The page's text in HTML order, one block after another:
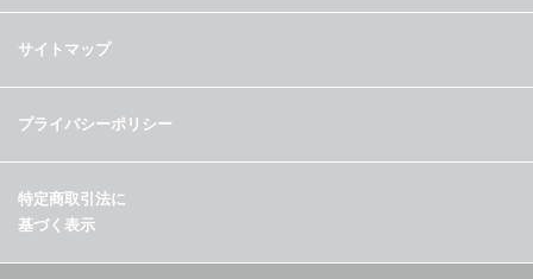
サイトマップ
プライバシーポリシー
特定商取引法に
基づく表示